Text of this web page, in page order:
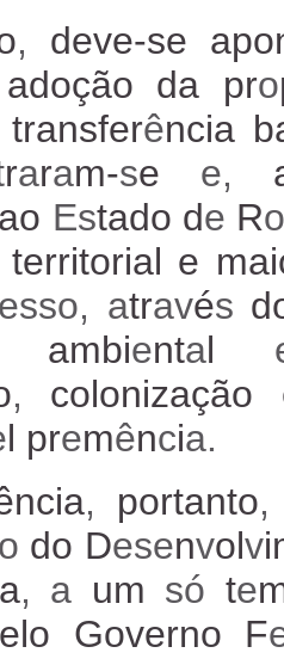
, deve-se
da pro
ência
raram-se e,
Estado de Ro
territorial e
esso, através
ambiental
,
l premência.
, portanto
o do Desenvolv
, a um só te
Governo F